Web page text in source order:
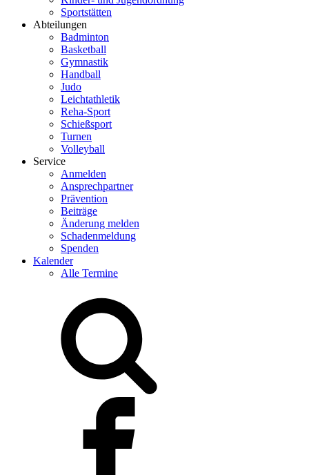
Sportstätten
Abteilungen
Badminton
Basketball
Gymnastik
Handball
Judo
Leichtathletik
Reha-Sport
Schießsport
Turnen
Volleyball
Service
Anmelden
Ansprechpartner
Prävention
Beiträge
Änderung melden
Schadenmeldung
Spenden
Kalender
Alle Termine